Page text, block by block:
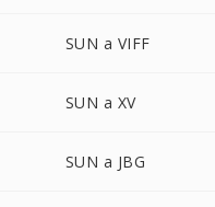
SUN a VIFF
SUN a XV
SUN a JBG